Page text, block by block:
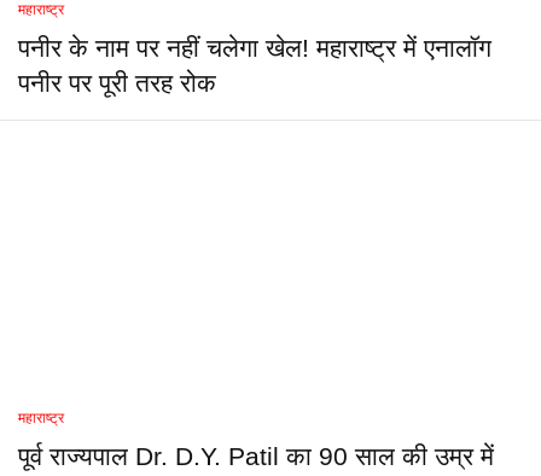
महाराष्ट्र
पनीर के नाम पर नहीं चलेगा खेल! महाराष्ट्र में एनालॉग
पनीर पर पूरी तरह रोक
महाराष्ट्र
पूर्व राज्यपाल Dr. D.Y. Patil का 90 साल की उम्र में